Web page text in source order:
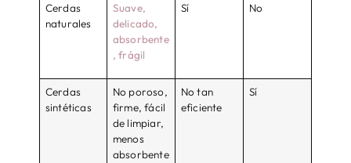
Cerdas
naturales
Suave,
delicado,
absorbente
, frágil
Sí No
Cerdas
sintéticas
No poroso,
firme, fácil
de limpiar,
menos
absorbente
No tan
eficiente
Sí